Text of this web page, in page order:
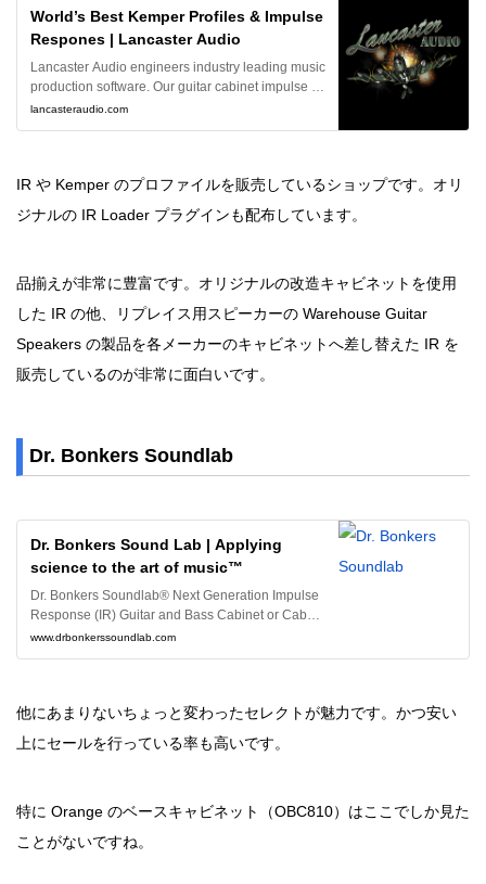
World’s Best Kemper Profiles & Impulse
Respones | Lancaster Audio
Lancaster Audio engineers industry leading music
production software. Our guitar cabinet impulse re
sponses and Kemper amp profiles have received
lancasteraudio.com
IR や Kemper のプロファイルを販売しているショップです。オリ
ジナルの IR Loader プラグインも配布しています。
品揃えが非常に豊富です。オリジナルの改造キャビネットを使用
した IR の他、リプレイス用スピーカーの Warehouse Guitar
Speakers の製品を各メーカーのキャビネットへ差し替えた IR を
販売しているのが非常に面白いです。
Dr. Bonkers Soundlab
Dr. Bonkers Sound Lab | Applying
science to the art of music™
Dr. Bonkers Soundlab® Next Generation Impulse
Response (IR) Guitar and Bass Cabinet or Cabs fi
les in WAV and Fractal Audio Systems formats for
www.drbonkerssoundlab.com
他にあまりないちょっと変わったセレクトが魅力です。かつ安い
上にセールを行っている率も高いです。
特に Orange のベースキャビネット（OBC810）はここでしか見た
ことがないですね。